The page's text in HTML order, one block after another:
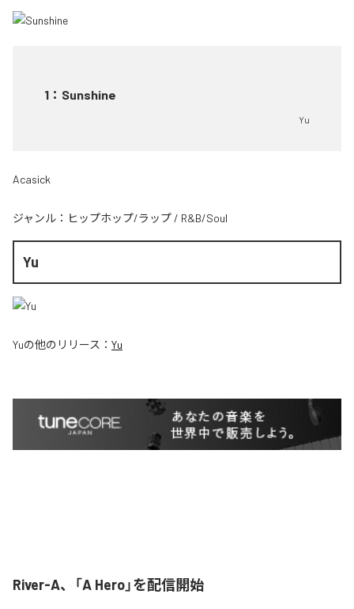
1 ： Sunshine
Yu
Acasick
ジャンル： ヒップホップ/ラップ / R&B/Soul
Yu
Yuの他のリリース： Yu
River-A、「A Hero」を配信開始